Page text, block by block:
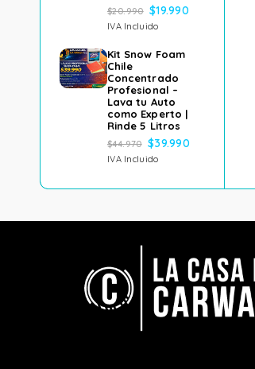
$20.990 $19.990
IVA Incluido
Kit Snow Foam
Chile
Concentrado
Profesional –
Lava tu Auto
como Experto |
Rinde 5 Litros
$44.970 $39.990
IVA Incluido